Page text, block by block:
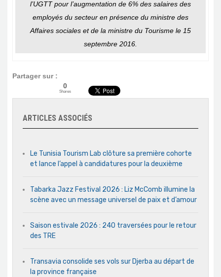
l’UGTT pour l’augmentation de 6% des salaires des
employés du secteur en présence du ministre des
Affaires sociales et de la ministre du Tourisme le 15
septembre 2016.
Partager sur :
0
Shares
ARTICLES ASSOCIÉS
Le Tunisia Tourism Lab clôture sa première cohorte
et lance l’appel à candidatures pour la deuxième
Tabarka Jazz Festival 2026 : Liz McComb illumine la
scène avec un message universel de paix et d’amour
Saison estivale 2026 : 240 traversées pour le retour
des TRE
Transavia consolide ses vols sur Djerba au départ de
la province française